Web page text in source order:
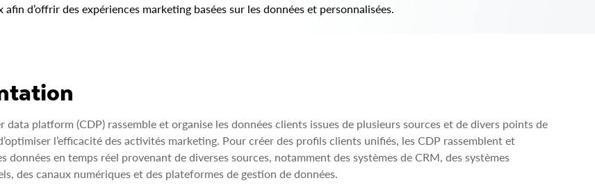
d’offrir des expériences marketing basées sur les données et personnalisées.
data platform (CDP) rassemble et organise les données clients issues de plusieurs sources et de divers points de
l’efficacité des activités marketing. Pour créer des profils clients unifiés, les CDP rassemblent et
données en temps réel provenant de diverses sources, notamment des systèmes de CRM, des systèmes
des canaux numériques et des plateformes de gestion de données.